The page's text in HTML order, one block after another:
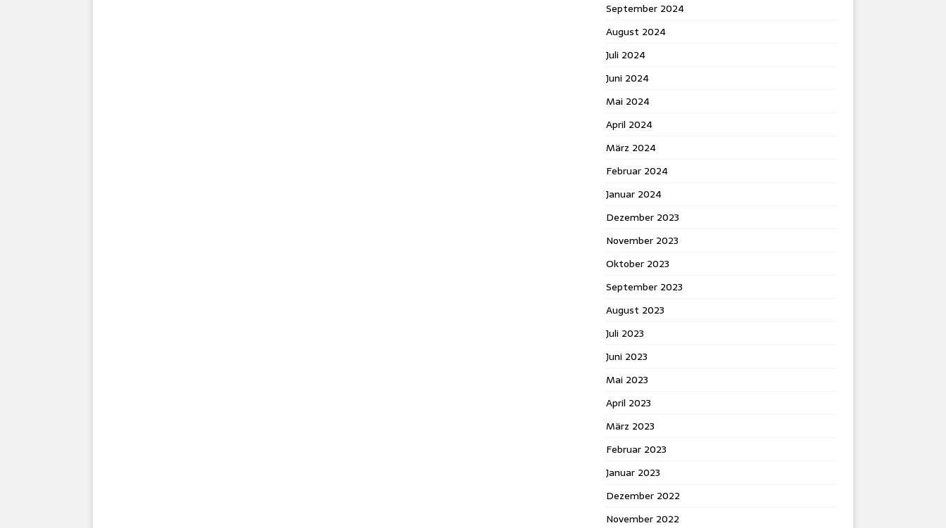
September 2024
August 2024
Juli 2024
Juni 2024
Mai 2024
April 2024
März 2024
Februar 2024
Januar 2024
Dezember 2023
November 2023
Oktober 2023
September 2023
August 2023
Juli 2023
Juni 2023
Mai 2023
April 2023
März 2023
Februar 2023
Januar 2023
Dezember 2022
November 2022